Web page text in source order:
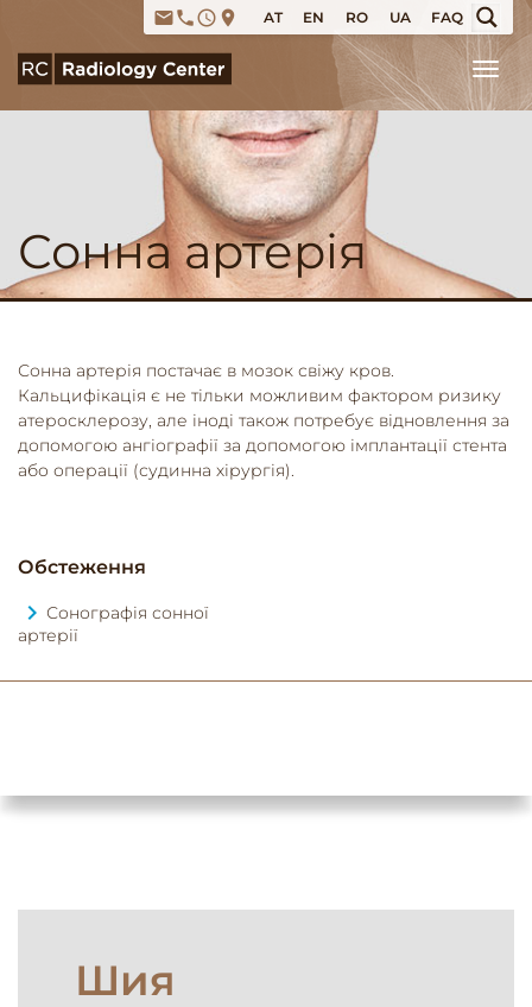
emailphoneaccess_time place AT EN RO UA FAQ
Сонна артерія
Сонна артерія постачає в мозок свіжу кров.
Кальцифікація є не тільки можливим фактором ризику
атеросклерозу, але іноді також потребує відновлення за
допомогою ангіографії за допомогою імплантації стента
або операції (судинна хірургія).
Обстеження
Сонографія сонної
артерії
Шия